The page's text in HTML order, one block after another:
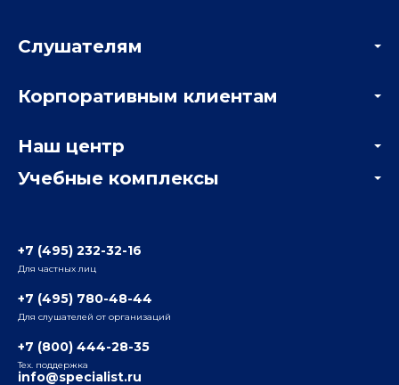
Учебные комплексы
Радио
ул. Радио, д.24, корпус 1, 2-й подъезд, 2-й этаж
ул. Воронцовская, д. 35Б, корп.2, 5-й этаж
Слушателям
Мастер-классы и вебинары
Корпоративным клиентам
Отзывы компаний
Наш центр
Информация о центре
+7 (495) 232-32-16
Для частных лиц
+7 (495) 780-48-44
Для слушателей от организаций
+7 (800) 444-28-35
Тех. поддержка
info@specialist.ru